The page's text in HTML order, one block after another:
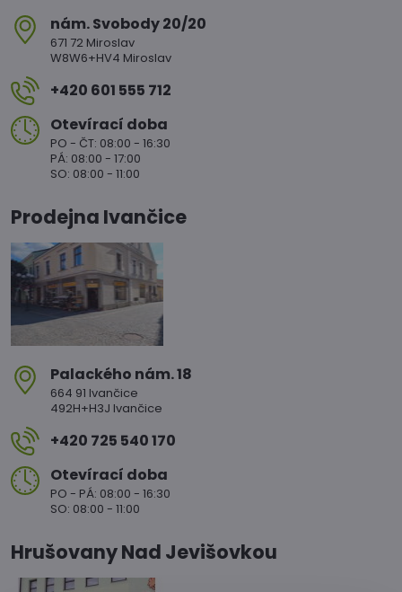
nám​. Svobody 20/20
671 72 Miroslav
W8W6+HV4 Miroslav
+420 601 555 712
Otevírací doba
PO - ČT: 08:00 - 16:30
PÁ: 08:00 - 17:00
SO: 08:00 - 11:00
Prodejna Ivančice
Palackého nám​. 18
664 91 Ivančice
492H+H3J Ivančice
+420 725 540 170
Otevírací doba
PO - PÁ: 08:00 - 16:30
SO: 08:00 - 11:00
Hrušovany Nad Jevišovkou